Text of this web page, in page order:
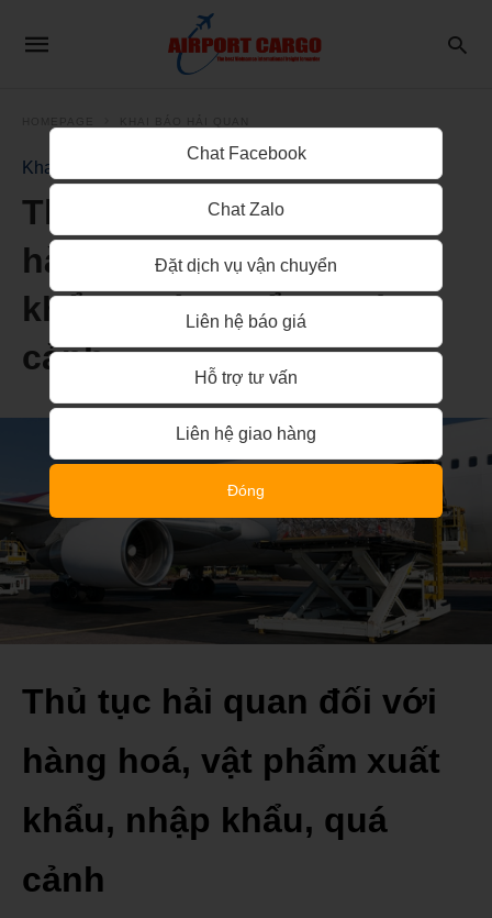
Khai báo hải quan
Thủ tục hải quan đối với
hàng hoá, vật phẩm xuất
khẩu, nhập khẩu, quá
cảnh
Thủ tục hải quan đối với
hàng hoá, vật phẩm xuất
khẩu, nhập khẩu, quá
cảnh
Chat Facebook
Chat Zalo
Đặt dịch vụ vận chuyển
Liên hệ báo giá
Hỗ trợ tư vấn
Liên hệ giao hàng
Đóng